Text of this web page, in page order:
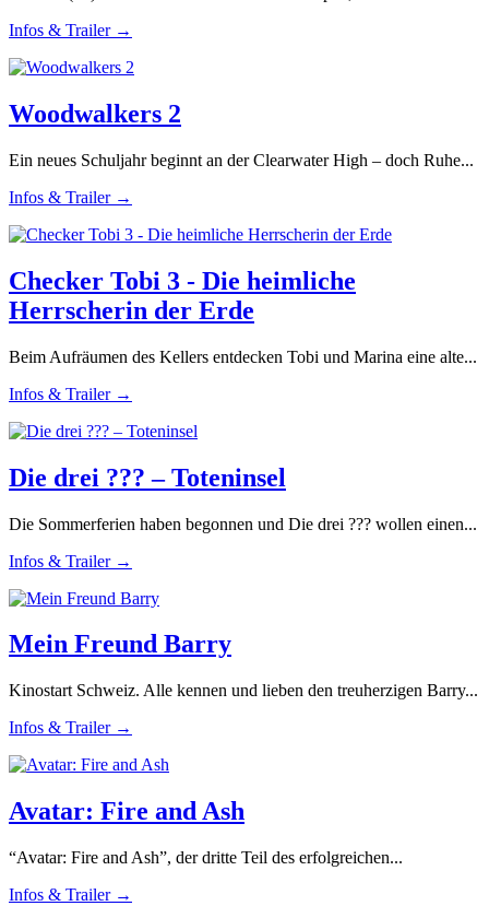
Infos & Trailer →
Woodwalkers 2
Ein neues Schuljahr beginnt an der Clearwater High – doch Ruhe...
Infos & Trailer →
Checker Tobi 3 - Die heimliche
Herrscherin der Erde
Beim Aufräumen des Kellers entdecken Tobi und Marina eine alte...
Infos & Trailer →
Die drei ??? – Toteninsel
Die Sommerferien haben begonnen und Die drei ??? wollen einen...
Infos & Trailer →
Mein Freund Barry
Kinostart Schweiz. Alle kennen und lieben den treuherzigen Barry...
Infos & Trailer →
Avatar: Fire and Ash
“Avatar: Fire and Ash”, der dritte Teil des erfolgreichen...
Infos & Trailer →